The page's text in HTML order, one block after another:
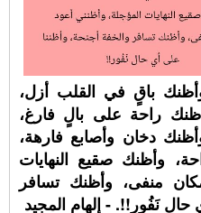
باقٍ في القلب أزل،
راحة على بالٍ فارغ،
دخان وأصابع فارهة،
وأظنك صقيع النهايات
منفى، وأظنك تسافر
حال نَفُور!!. - إلهام المجيد